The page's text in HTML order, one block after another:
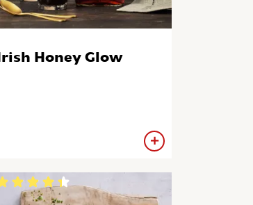
Honey Glow